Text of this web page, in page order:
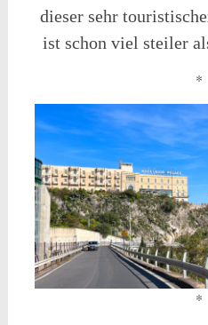
dieser sehr
ist schon viel steiler
*
*